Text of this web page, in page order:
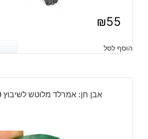
₪55
הוסף לסל
אבן חן: אמרלד מלוטש לשיבוץ 260 קרט